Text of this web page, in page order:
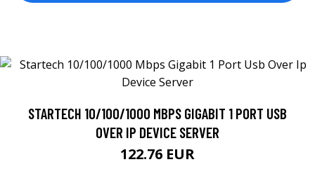
STARTECH 10/100/1000 MBPS GIGABIT 1 PORT USB
OVER IP DEVICE SERVER
122.76 EUR